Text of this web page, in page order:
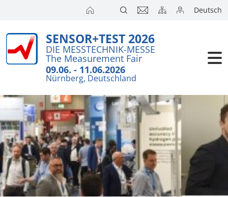
Deutsch
SENSOR+TEST 2026
DIE MESSTECHNIK-MESSE
The Measurement Fair
09.06. - 11.06.2026
Nürnberg, Deutschland
Visitors